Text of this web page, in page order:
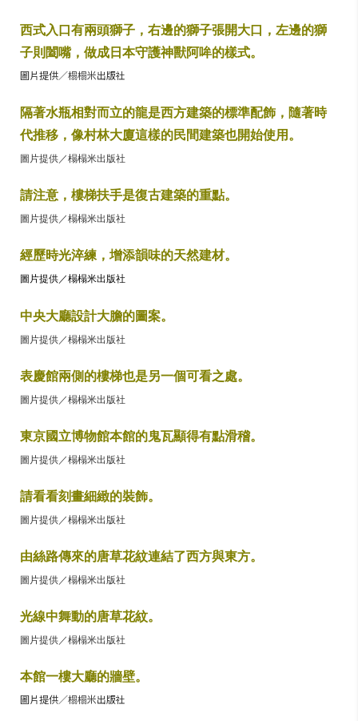
西式入口有兩頭獅子，右邊的獅子張開大口，左邊的獅
子則闔嘴，做成日本守護神獸阿哞的樣式。
圖片提供／榻榻米出版社
隔著水瓶相對而立的龍是西方建築的標準配飾，隨著時
代推移，像村林大廈這樣的民間建築也開始使用。
圖片提供／榻榻米出版社
請注意，樓梯扶手是復古建築的重點。
圖片提供／榻榻米出版社
經歷時光淬練，增添韻味的天然建材。
圖片提供／榻榻米出版社
中央大廳設計大膽的圖案。
圖片提供／榻榻米出版社
表慶館兩側的樓梯也是另一個可看之處。
圖片提供／榻榻米出版社
東京國立博物館本館的鬼瓦顯得有點滑稽。
圖片提供／榻榻米出版社
請看看刻畫細緻的裝飾。
圖片提供／榻榻米出版社
由絲路傳來的唐草花紋連結了西方與東方。
圖片提供／榻榻米出版社
光線中舞動的唐草花紋。
圖片提供／榻榻米出版社
本館一樓大廳的牆壁。
圖片提供／榻榻米出版社